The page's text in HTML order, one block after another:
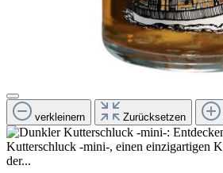
verkleinern Zurücksetzen